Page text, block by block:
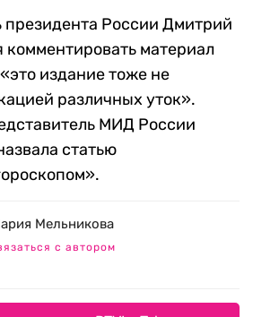
президента России Дмитрий
комментировать материал
«это издание тоже не
различных уток».
МИД России
статью
Мельникова
с автором